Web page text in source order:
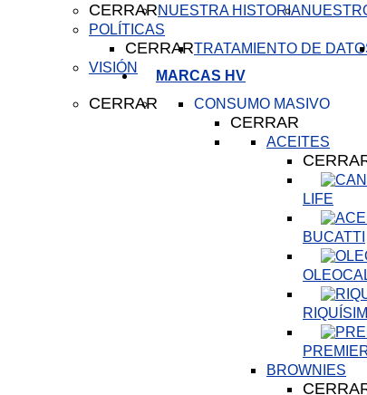
CERRARNUESTRA HISTORIA
POLÍTICAS
CERRARTRATAMIENTO DE
VISIÓN
MARCAS HV
CERRAR CONSUMO MASIVO
CERRAR
ACEITES
LIFE
BUCATTI
BROWNIES